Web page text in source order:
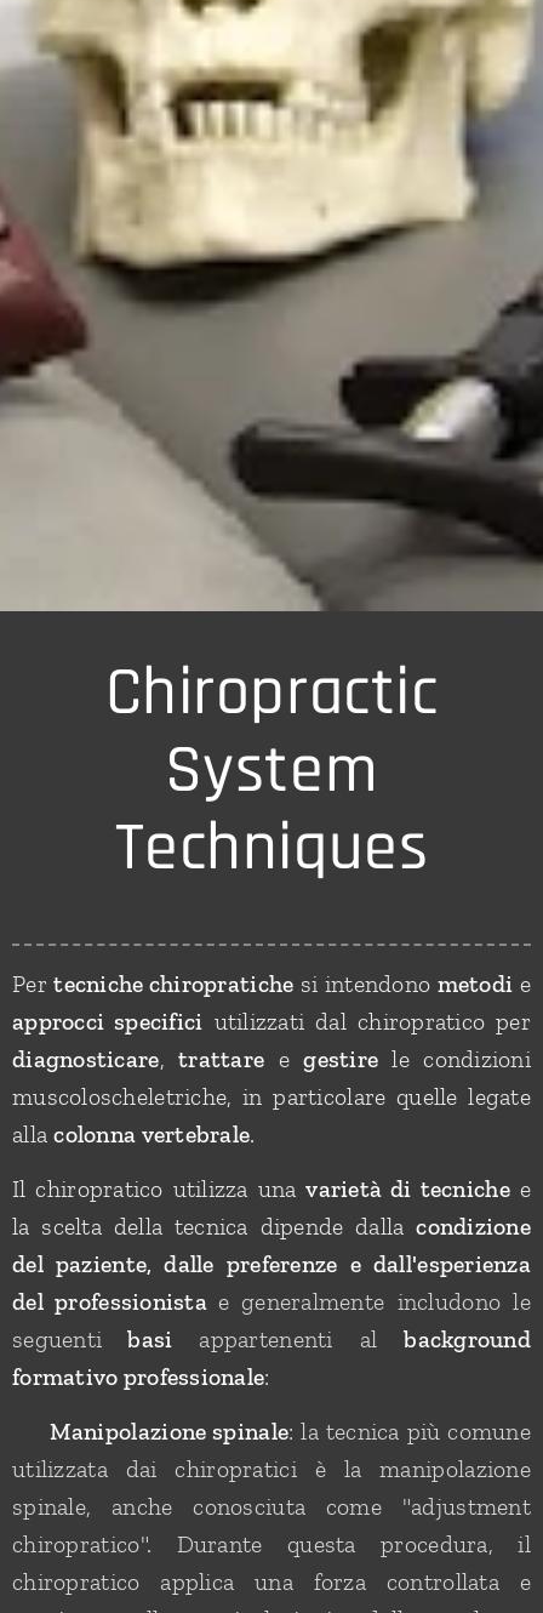
Chiropractic
System
Techniques
Pertecniche chiropratiche si intendono metodi e
approcci specifici utilizzati dal chiropratico per
diagnosticare,trattare egestire le condizioni
muscoloscheletriche, in particolare quelle legate
allacolonna vertebrale.
Il chiropratico utilizza unavarietà di tecnichee
la scelta della tecnica dipende dallacondizione
del paziente, dalle preferenze e dall'esperienza
del professionistae generalmente includono le
seguenti basi appartenenti albackground
formativo professionale:
✅ Manipolazione spinale: la tecnica più comune
utilizzata dai chiropratici è la manipolazione
spinale, anche conosciuta come "adjustment
chiropratico". Durante questa procedura, il
chiropratico applica una forza controllata e